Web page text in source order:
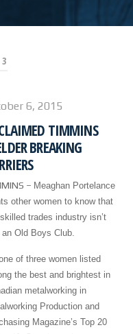
6, 2015
TIMMINS
BREAKING
– Meaghan Portelance
other women to know that
trades industry isn’t
an Old Boys Club.
of three women listed
the best and brightest in
metalworking in
Production and
Magazine’s Top 20
HISTORIA
INSTALACIONES